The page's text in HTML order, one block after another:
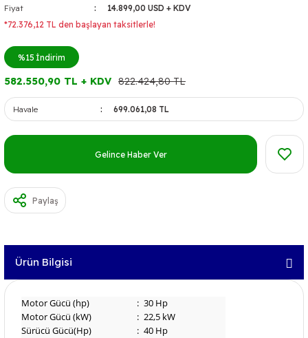
Fiyat
14.899,00 USD + KDV
*72.376,12 TL den başlayan taksitlerle!
%15 İndirim
582.550,90 TL + KDV 822.424,80 TL
Havale 699.061,08 TL
Gelince Haber Ver
Paylaş
Ürün Bilgisi
Motor Gücü (hp) : 30 Hp
Motor Gücü (kW)
: 22,5 kW
Sürücü Gücü(Hp)
: 40 Hp